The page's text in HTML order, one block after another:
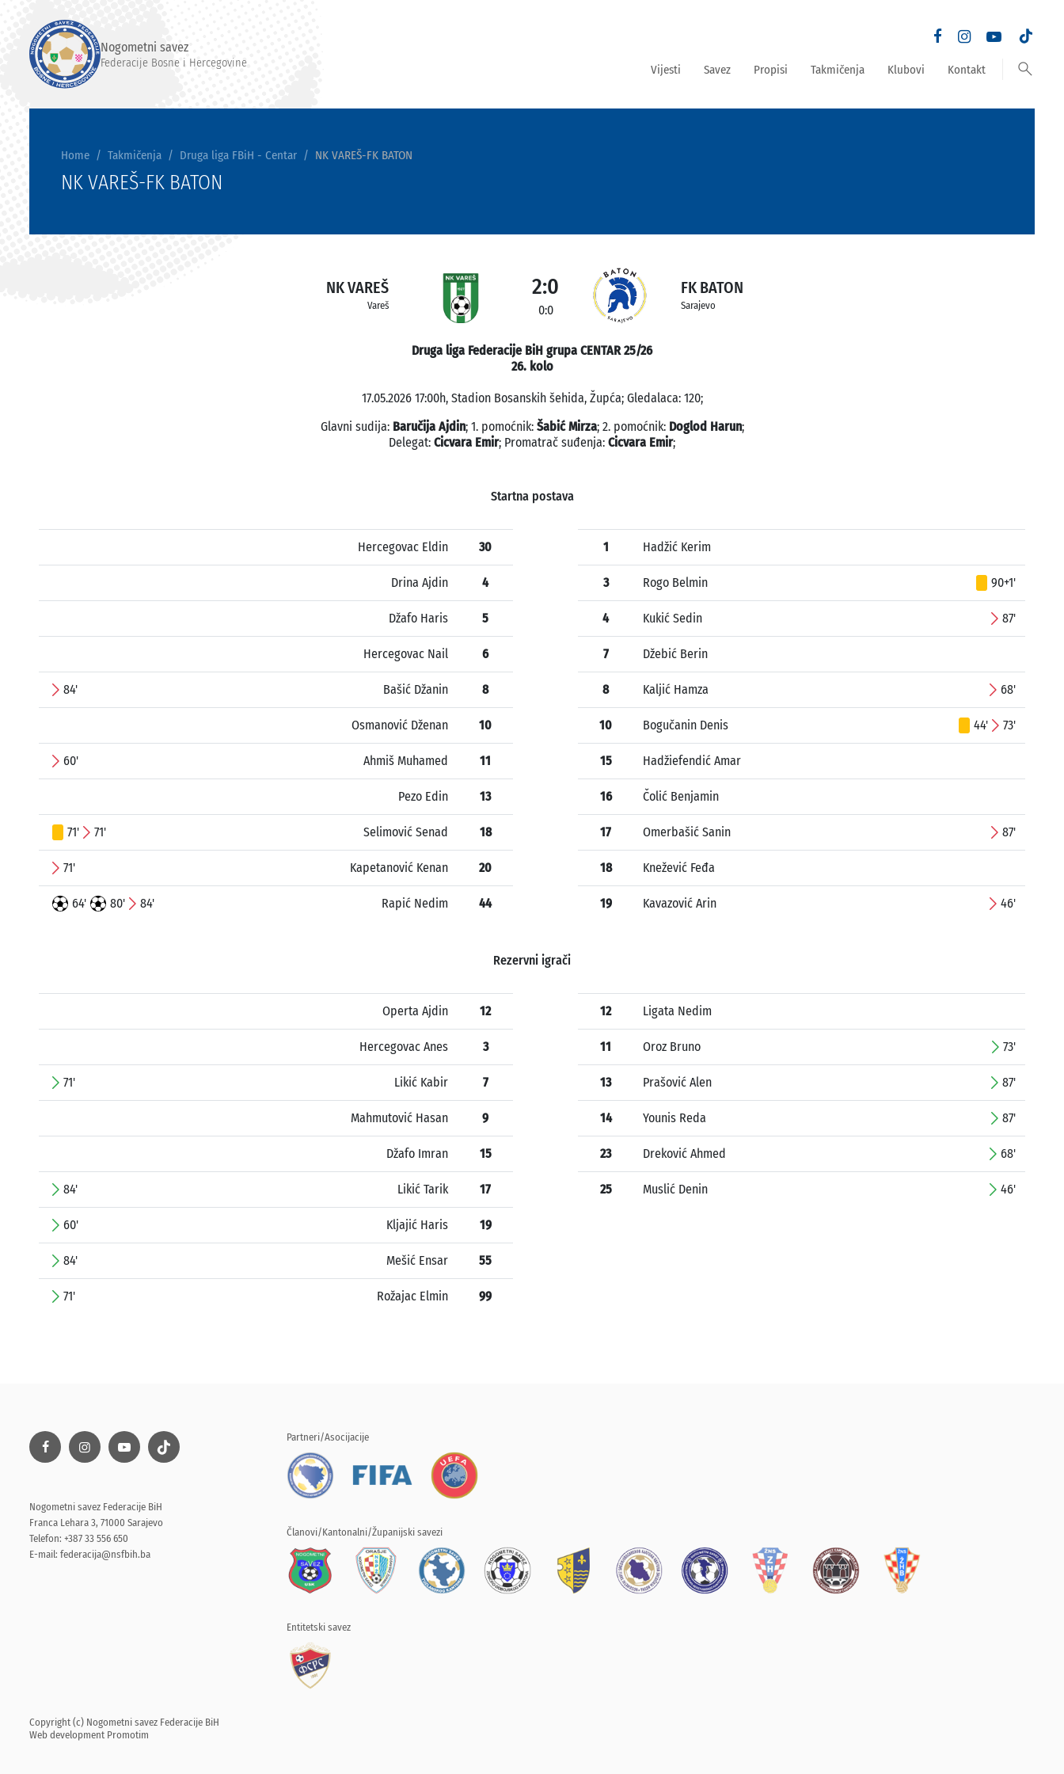
Nogometni savez
Federacije Bosne i Hercegovine Vijesti Savez Propisi Takmičenja Klubovi Kontakt search
Home Takmičenja Druga liga FBiH - Centar NK VAREŠ-FK BATON
NK VAREŠ-FK BATON
NK VAREŠ
Vareš
2:0
0:0
FK BATON
Sarajevo
Druga liga Federacije BiH grupa CENTAR 25/26
26. kolo
17.05.2026 17:00h, Stadion Bosanskih šehida, Župća; Gledalaca: 120;
Glavni sudija: Baručija Ajdin; 1. pomoćnik: Šabić Mirza; 2. pomoćnik: Doglod Harun;
Delegat: Cicvara Emir; Promatrač suđenja: Cicvara Emir;
Startna postava
Hercegovac Eldin 30
Drina Ajdin 4
Džafo Haris 5
Hercegovac Nail 6
84' Bašić Džanin 8
Osmanović Dženan 10
60' Ahmiš Muhamed 11
Pezo Edin 13
71' 71' Selimović Senad 18
71' Kapetanović Kenan 20
64' 80' 84' Rapić Nedim 44
1 Hadžić Kerim
3 Rogo Belmin 90+1'
4 Kukić Sedin 87'
7 Džebić Berin
8 Kaljić Hamza 68'
10 Bogučanin Denis 44' 73'
15 Hadžiefendić Amar
16 Čolić Benjamin
17 Omerbašić Sanin 87'
18 Knežević Feđa
19 Kavazović Arin 46'
Rezervni igrači
Operta Ajdin 12
Hercegovac Anes 3
71' Likić Kabir 7
Mahmutović Hasan 9
Džafo Imran 15
84' Likić Tarik 17
60' Kljajić Haris 19
84' Mešić Ensar 55
71' Rožajac Elmin 99
12 Ligata Nedim
11 Oroz Bruno 73'
13 Prašović Alen 87'
14 Younis Reda 87'
23 Dreković Ahmed 68'
25 Muslić Denin 46'
Nogometni savez Federacije BiH
Franca Lehara 3, 71000 Sarajevo
Telefon: +387 33 556 650
E-mail: federacija@nsfbih.ba
Partneri/Asocijacije
Članovi/Kantonalni/Županijski savezi
Entitetski savez
Copyright (c) Nogometni savez Federacije BiH
Web development Promotim